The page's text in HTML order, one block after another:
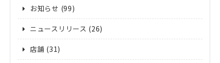
お知らせ (99)
ニュースリリース (26)
店舗 (31)